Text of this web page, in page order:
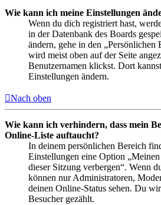
Wie kann ich meine Einstellungen
Wenn du dich registriert hast,
in der Datenbank des Boards
ändern, gehe in den
wird meist oben auf der Seite
Benutzernamen klickst. Dort
Einstellungen ändern.
Nach oben
Wie kann ich verhindern, dass mein
Online-Liste auftaucht?
In deinem persönlichen Bereich
Einstellungen eine Option
dieser Sitzung verbergen“. Wenn
können nur Administratoren,
deinen Online-Status sehen. Du
Besucher gezählt.